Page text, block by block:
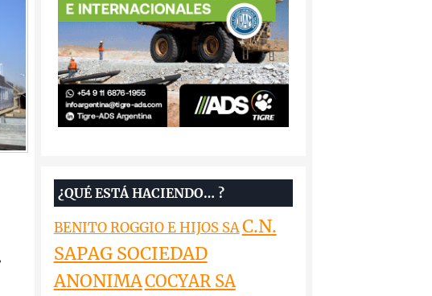
¿QUÉ ESTÁ HACIENDO… ?
BENITO ROGGIO E HIJOS SAC.N.
SAPAG SOCIEDAD
ANONIMACOCYAR SA